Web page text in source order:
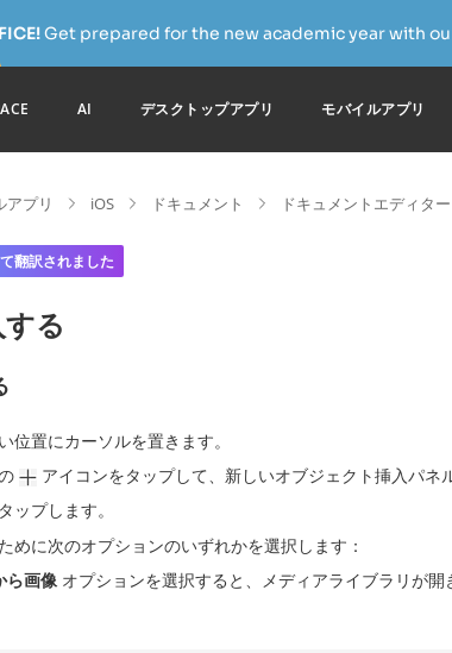
Get prepared for the new academic year with
AI デスクトップアプリ モバイルアプリ
アプリ iOS ドキュメント ドキュメントエディター
翻訳されました
る
位置にカーソルを置きます。
アイコンをタップして、新しいオブジェクト挿入パネ
ップします。
めに次のオプションのいずれかを選択します：
ら画像 オプションを選択すると、メディアライブラリが